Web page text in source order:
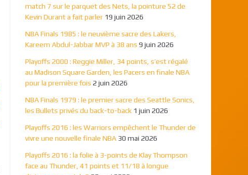
match 7 sur le parquet des Nets, la pointure 52 de
Kevin Durant a fait parler 19 juin 2026
NBA Finals 1985 : le neuvième sacre des Lakers,
Kareem Abdul-Jabbar MVP à 38 ans 9 juin 2026
Playoffs 2000 : Reggie Miller, 34 points, s’est régalé
au Madison Square Garden, les Pacers en finale NBA
pour la première fois 2 juin 2026
NBA Finals 1979 : le premier sacre des Seattle Sonics,
les Bullets privés du back-to-back 1 juin 2026
Playoffs 2016 : les Warriors empêchent le Thunder de
vivre une nouvelle finale NBA 30 mai 2026
Playoffs 2016 : la folie à 3-points de Klay Thompson
face au Thunder, 41 points et 11/18 à longue